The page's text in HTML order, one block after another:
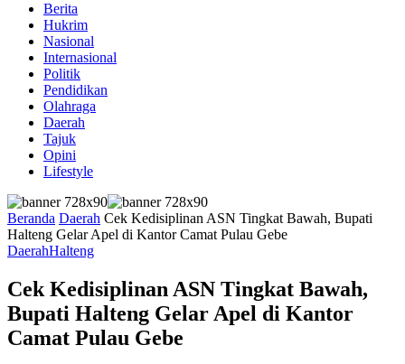
Berita
Hukrim
Nasional
Internasional
Politik
Pendidikan
Olahraga
Daerah
Tajuk
Opini
Lifestyle
Beranda Daerah Cek Kedisiplinan ASN Tingkat Bawah, Bupati
Halteng Gelar Apel di Kantor Camat Pulau Gebe
DaerahHalteng
Cek Kedisiplinan ASN Tingkat Bawah,
Bupati Halteng Gelar Apel di Kantor
Camat Pulau Gebe